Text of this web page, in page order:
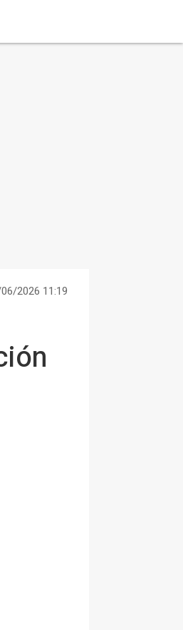
2026 11:19